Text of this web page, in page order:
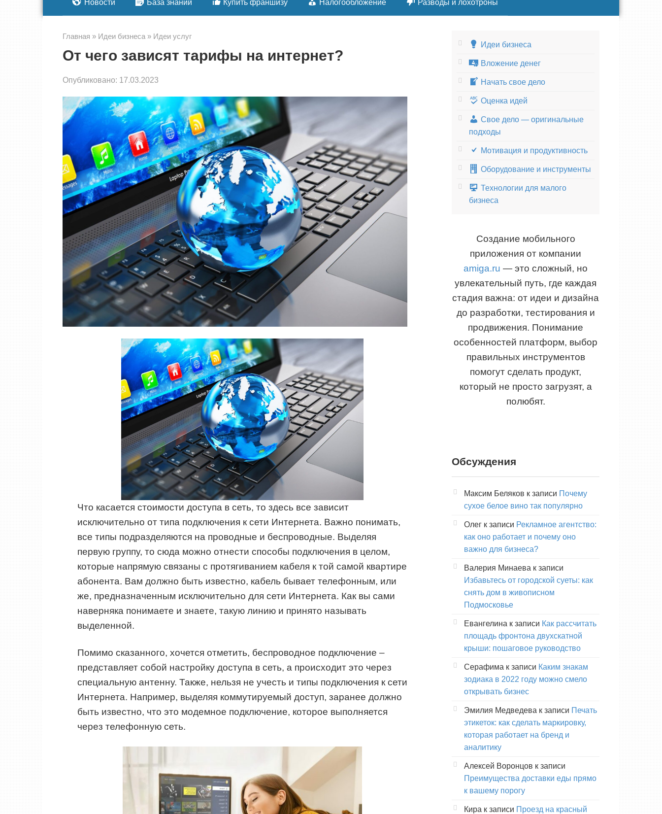
Новости База знаний Купить франшизу Налогообложение Разводы и лохотроны
Главная » Идеи бизнеса » Идеи услуг
От чего зависят тарифы на интернет?
Опубликовано: 17.03.2023
Что касается стоимости доступа в сеть, то здесь все зависит
исключительно от типа подключения к сети Интернета. Важно понимать,
все типы подразделяются на проводные и беспроводные. Выделяя
первую группу, то сюда можно отнести способы подключения в целом,
которые напрямую связаны с протягиванием кабеля к той самой квартире
абонента. Вам должно быть известно, кабель бывает телефонным, или
же, предназначенным исключительно для сети Интернета. Как вы сами
наверняка понимаете и знаете, такую линию и принято называть
выделенной.
Помимо сказанного, хочется отметить, беспроводное подключение –
представляет собой настройку доступа в сеть, а происходит это через
специальную антенну. Также, нельзя не учесть и типы подключения к сети
Интернета. Например, выделяя коммутируемый доступ, заранее должно
быть известно, что это модемное подключение, которое выполняется
через телефонную сеть.
Идеи бизнеса
Вложение денег
Начать свое дело
Оценка идей
Свое дело — оригинальные
подходы
Мотивация и продуктивность
Оборудование и инструменты
Технологии для малого
бизнеса
Создание мобильного
приложения от компании
amiga.ru — это сложный, но
увлекательный путь, где каждая
стадия важна: от идеи и дизайна
до разработки, тестирования и
продвижения. Понимание
особенностей платформ, выбор
правильных инструментов
помогут сделать продукт,
который не просто загрузят, а
полюбят.
Обсуждения
Максим Беляков к записи Почему
сухое белое вино так популярно
Олег к записи Рекламное агентство:
как оно работает и почему оно
важно для бизнеса?
Валерия Минаева к записи
Избавьтесь от городской суеты: как
снять дом в живописном
Подмосковье
Евангелина к записи Как рассчитать
площадь фронтона двухскатной
крыши: пошаговое руководство
Серафима к записи Каким знакам
зодиака в 2022 году можно смело
открывать бизнес
Эмилия Медведева к записи Печать
этикеток: как сделать маркировку,
которая работает на бренд и
аналитику
Алексей Воронцов к записи
Преимущества доставки еды прямо
к вашему порогу
Кира к записи Проезд на красный